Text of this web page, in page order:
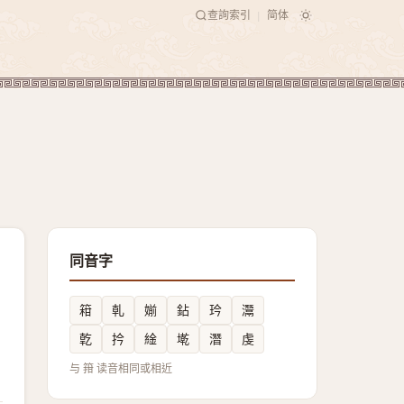
查詢索引 简体
同音字
䈤 乹 媊 鉆 玪
灊
亁
扲 䋮 墘 潛 虔
与 箝 读音相同或相近